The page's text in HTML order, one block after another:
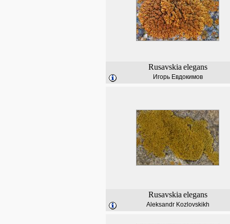
Rusavskia elegans
Игорь Евдокимов
Rusavskia elegans
Aleksandr Kozlovskikh